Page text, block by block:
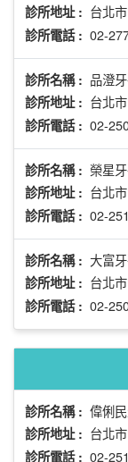
診所地址 : 台北
診所電話 : 02-
診所名稱 : 品澄
診所地址 : 台北
診所電話 : 02-
診所名稱 : 榮星
診所地址 : 台北
診所電話 : 02-
診所名稱 : 大富
診所地址 : 台北
診所電話 : 02-
診所名稱 : 偉俐
診所地址 : 台北
診所電話 : 02-